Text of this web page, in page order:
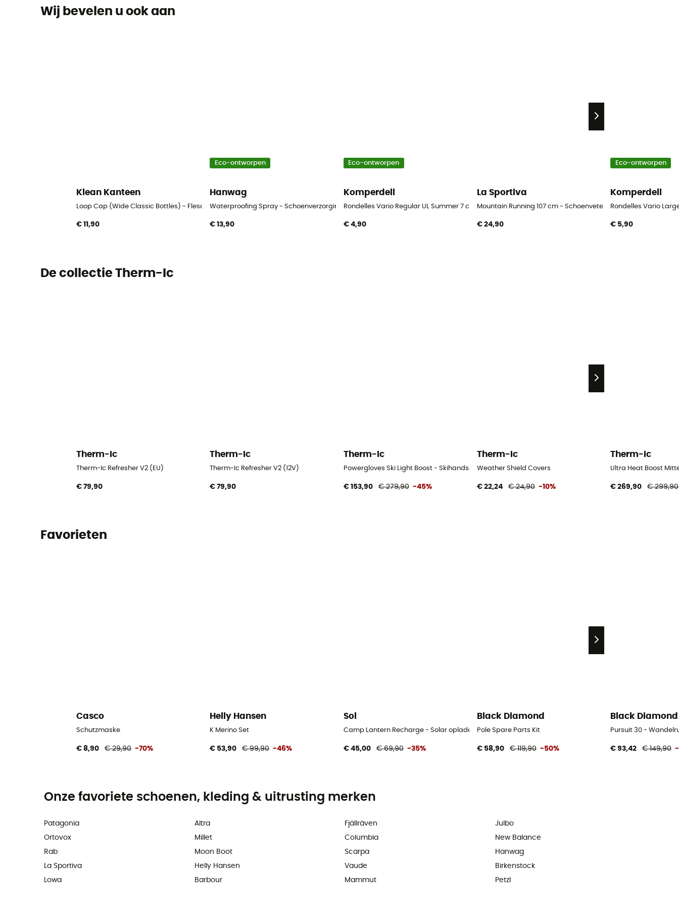
Wij bevelen u ook aan
Klean Kanteen
Loop Cap (Wide Classic Bottles) - Flesdop
€ 11,90
Eco-ontworpen
Hanwag
Waterproofing Spray - Schoenverzorging
€ 13,90
Eco-ontworpen
Komperdell
Rondelles Vario Regular UL Summer 7 cm Blister
€ 4,90
La Sportiva
Mountain Running 107 cm - Schoenveters
€ 24,90
Eco-ontworpen
Komperdell
Rondelles Vario
€ 5,90
De collectie Therm-Ic
Therm-Ic
Therm-Ic Refresher V2 (EU)
€ 79,90
Therm-Ic
Therm-Ic Refresher V2 (12V)
€ 79,90
Therm-Ic
Powergloves Ski Light Boost - Skihandschoenen
€ 153,90 € 279,90 -45%
Therm-Ic
Weather Shield Covers
€ 22,24 € 24,90 -10%
Therm-Ic
Ultra Heat Boost
€ 269,90 € 299,90
Favorieten
Casco
Schutzmaske
€ 8,90 € 29,90 -70%
Helly Hansen
K Merino Set
€ 53,90 € 99,90 -46%
Sol
Camp Lantern Recharge - Solar oplader
€ 45,00 € 69,90 -35%
Black Diamond
Pole Spare Parts Kit
€ 58,90 € 119,90 -50%
Black Diamond
Pursuit 30 -
€ 93,42 € 149,90 -
Onze favoriete schoenen, kleding & uitrusting merken
Patagonia
Ortovox
Rab
La Sportiva
Lowa
Altra
Millet
Moon Boot
Helly Hansen
Barbour
Fjällräven
Columbia
Scarpa
Vaude
Mammut
Julbo
New Balance
Hanwag
Birkenstock
Petzl